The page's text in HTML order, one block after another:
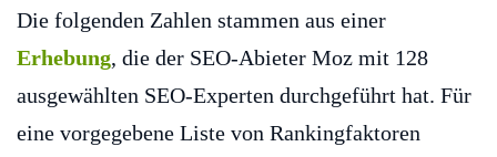
Die folgenden Zahlen stammen aus einer
Erhebung, die der SEO-Abieter Moz mit 128
ausgewählten SEO-Experten durchgeführt hat. Für
eine vorgegebene Liste von Rankingfaktoren